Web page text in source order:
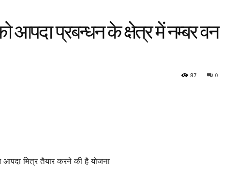
आपदा प्रबन्धन के क्षेत्र में नम्बर वन
0
87
मित्र तैयार करने की है योजना